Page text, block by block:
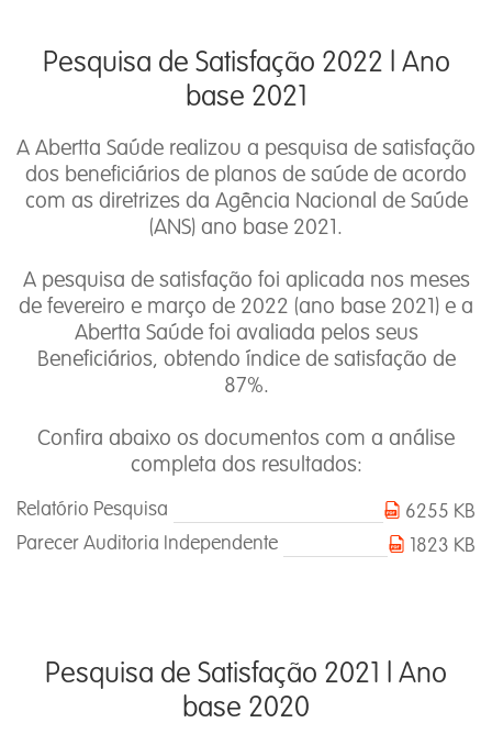
Pesquisa de Satisfação 2022 l Ano
base 2021
A Abertta Saúde realizou a pesquisa de satisfação
dos beneficiários de planos de saúde de acordo
com as diretrizes da Agência Nacional de Saúde
(ANS) ano base 2021.
A pesquisa de satisfação foi aplicada nos meses
de fevereiro e março de 2022 (ano base 2021) e a
Abertta Saúde foi avaliada pelos seus
Beneficiários, obtendo índice de satisfação de
87%.
Confira abaixo os documentos com a análise
completa dos resultados:
Relatório Pesquisa
6255 KB
Parecer Auditoria Independente
1823 KB
Pesquisa de Satisfação 2021 l Ano
base 2020